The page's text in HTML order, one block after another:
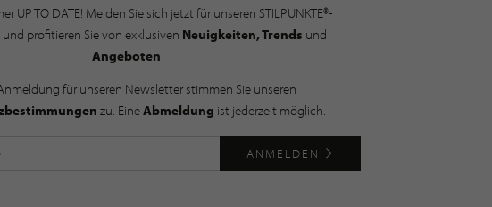
UP TO DATE! Melden Sie sich jetzt für unseren STILPUNKTE®-
profitieren Sie von exklusiven Neuigkeiten, Trends und
Angeboten
für unseren Newsletter stimmen Sie unseren
zu. EineAbmeldung ist jederzeit möglich.
ANMELDEN